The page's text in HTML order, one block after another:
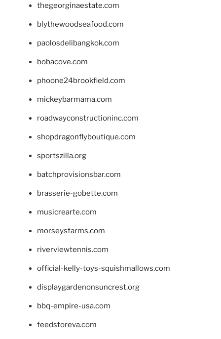
thegeorginaestate.com
blythewoodseafood.com
paolosdelibangkok.com
bobacove.com
phoone24brookfield.com
mickeybarmama.com
roadwayconstructioninc.com
shopdragonflyboutique.com
sportszilla.org
batchprovisionsbar.com
brasserie-gobette.com
musicrearte.com
morseysfarms.com
riverviewtennis.com
official-kelly-toys-squishmallows.com
displaygardenonsuncrest.org
bbq-empire-usa.com
feedstoreva.com